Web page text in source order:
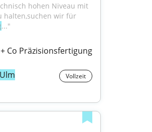
hohen Niveau mit
halten,suchen wir für
..."
Co Präzisionsfertigung
Ulm Vollzeit